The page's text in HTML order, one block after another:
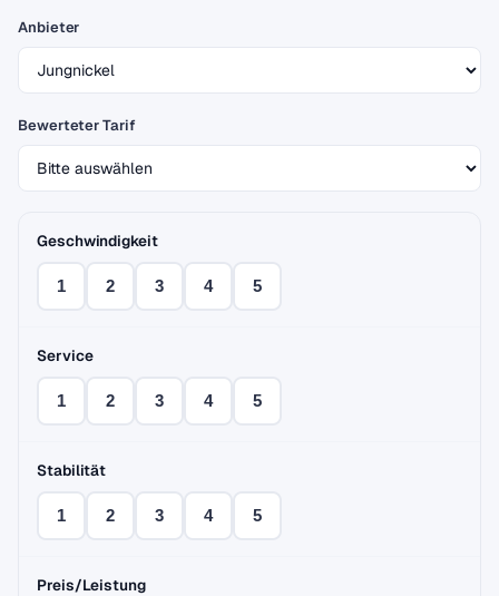
Anbieter
Bewerteter Tarif
Geschwindigkeit
1 2 3 4 5
Service
1 2 3 4 5
Stabilität
1 2 3 4 5
Preis/Leistung